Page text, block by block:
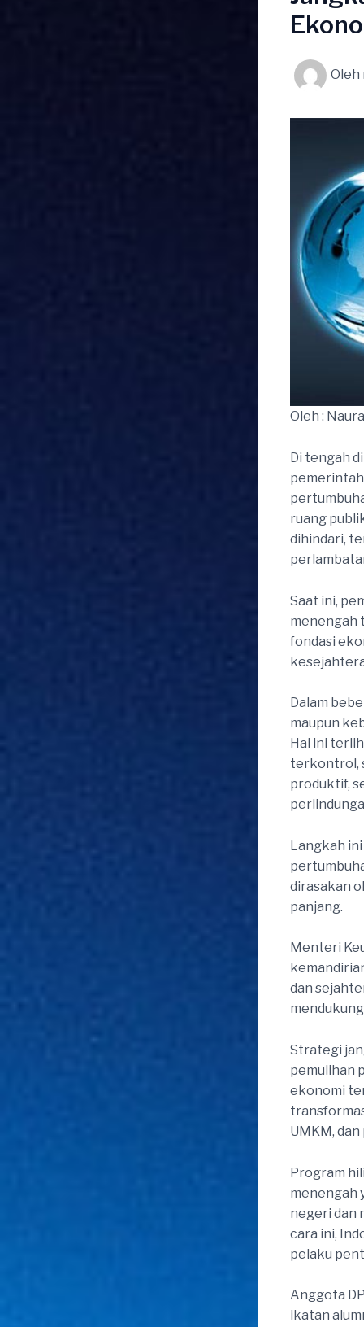
Oleh
Oleh :
Di tengah
ruang
dihindari,
Saat ini,
menengah
fondasi
Dalam
maupun
Hal ini
terkontrol,
produktif,
Langkah
dirasakan
panjang.
Menteri
dan
Strategi
pemulihan
ekonomi
UMKM,
Program
menengah
negeri dan
cara ini,
pelaku
Anggota
ikatan